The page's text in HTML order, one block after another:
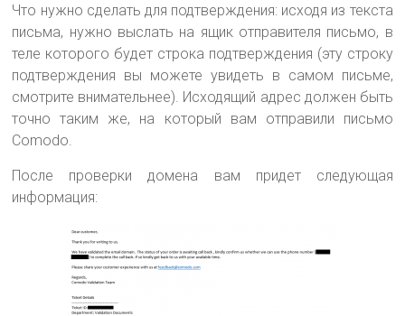
Что нужно сделать для подтверждения: исходя из текста
письма, нужно выслать на ящик отправителя письмо, в
теле которого будет строка подтверждения (эту строку
подтверждения вы можете увидеть в самом письме,
смотрите внимательнее). Исходящий адрес должен быть
точно таким же, на который вам отправили письмо
Comodo.
После проверки домена вам придет следующая
информация: